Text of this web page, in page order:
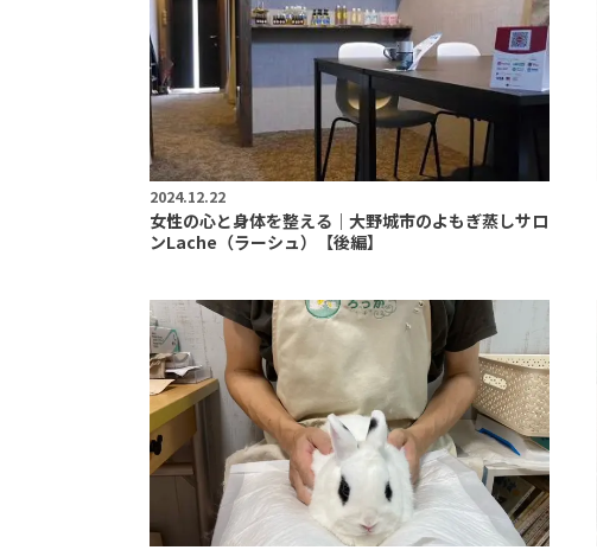
2024.12.22
女性の心と身体を整える｜大野城市のよもぎ蒸しサロ
ンLache（ラーシュ）【後編】